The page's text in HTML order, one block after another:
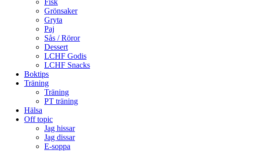
Fisk
Grönsaker
Gryta
Paj
Sås / Röror
Dessert
LCHF Godis
LCHF Snacks
Boktips
Träning
Träning
PT träning
Hälsa
Off topic
Jag hissar
Jag dissar
E-soppa